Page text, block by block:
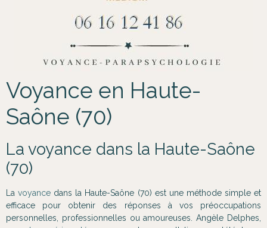
Voyance en Haute-
Saône (70)
La voyance dans la Haute-Saône
(70)
Lavoyance dans la Haute-Saône (70) est une méthode simple et
efficace pour obtenir des réponses à vos préoccupations
personnelles, professionnelles ou amoureuses. Angèle Delphes,